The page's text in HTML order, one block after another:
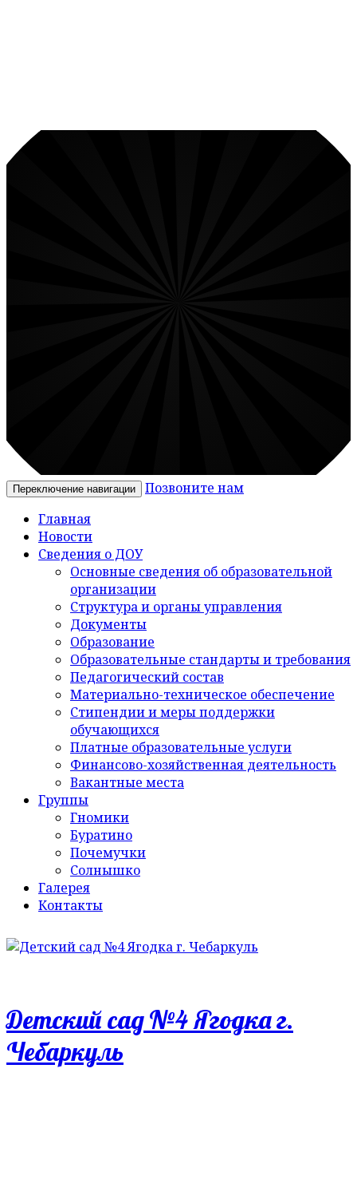
Переключение навигации
Позвоните нам
Главная
Новости
Сведения о ДОУ
Основные сведения об образовательной
организации
Структура и органы управления
Документы
Образование
Образовательные стандарты и требования
Педагогический состав
Материально-техническое обеспечение
Стипендии и меры поддержки
обучающихся
Платные образовательные услуги
Финансово-хозяйственная деятельность
Вакантные места
Группы
Гномики
Буратино
Почемучки
Солнышко
Галерея
Контакты
Детский сад №4 Ягодка г.
Чебаркуль